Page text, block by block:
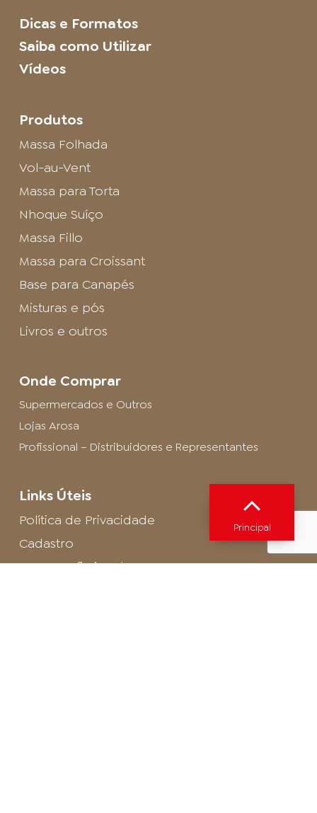
Dicas e Formatos
Saiba como Utilizar
Vídeos
Produtos
Massa Folhada
Vol-au-Vent
Massa para Torta
Nhoque Suíço
Massa Fillo
Massa para Croissant
Base para Canapés
Misturas e pós
Livros e outros
Onde Comprar
Supermercados e Outros
Lojas Arosa
Profissional – Distribuidores e Representantes
Links Úteis
Política de Privacidade
Cadastro
SAC - Profissional
Principal